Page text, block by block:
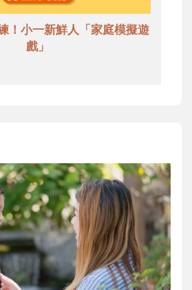
！小一新鮮人「家庭模擬遊
戲」